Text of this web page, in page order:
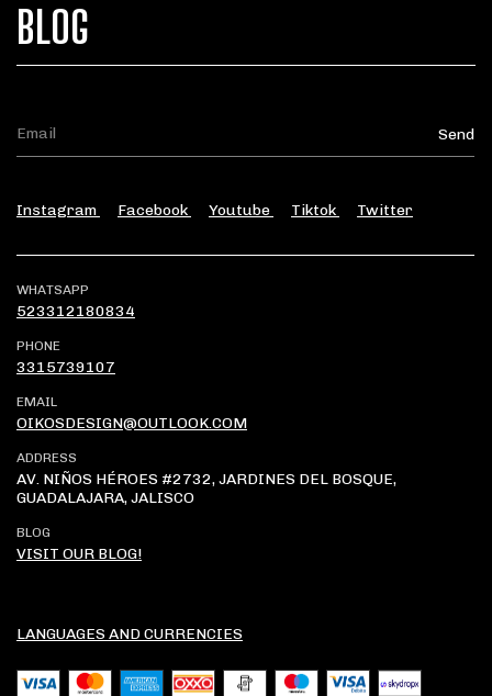
BLOG
Instagram Facebook Youtube Tiktok Twitter
WHATSAPP
523312180834
PHONE
3315739107
EMAIL
OIKOSDESIGN@OUTLOOK.COM
ADDRESS
AV. NIÑOS HÉROES #2732, JARDINES DEL BOSQUE,
GUADALAJARA, JALISCO
BLOG
VISIT OUR BLOG!
LANGUAGES AND CURRENCIES